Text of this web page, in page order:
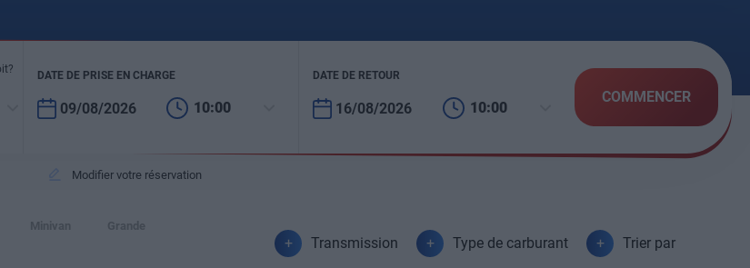
Modifier votre réservation
DATE DE PRISE EN CHARGE
10:00
DATE DE RETOUR
10:00
COMMENCER
Minivan Grande
Transmission Type de carburant Trier par